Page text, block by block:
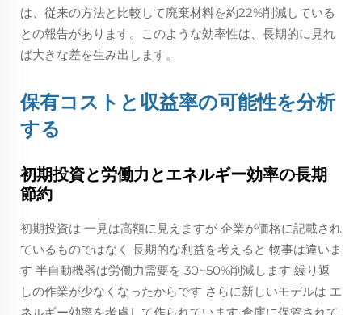
は、従来の方法と比較して廃棄材料を約22%削減している
との報告があります。このような効率性は、長期的に見れ
ば大きな差を生み出します。
保有コストと収益率の可能性を分析
する
初期投資と労働力とエネルギー効率の長期
節約
初期投資は 一見は高額に見えますが 企業が価格に記載され
ているものではなく 長期的な利益を考えると 物事は違いま
す 半自動機器は労働力需要を 30~50%削減します 繰り返
しの作業が少なくなったからです さらに新しいモデルは エ